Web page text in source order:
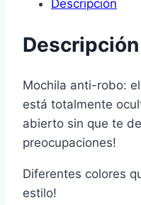
Descripción
Descripción
Mochila anti-robo:
está totalmente
abierto sin que te
preocupaciones!
Diferentes colores
estilo!